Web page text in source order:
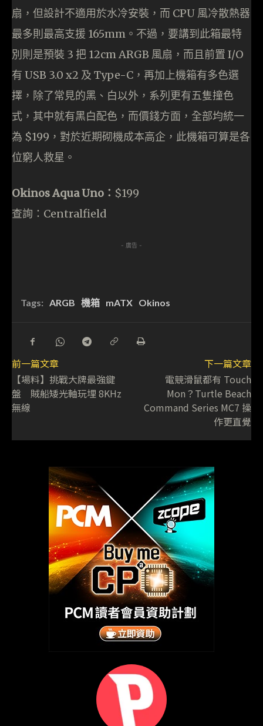
扇，但設計不適用於水冷安裝，而 CPU 風冷散熱器
最多則最高支援 165mm。不過，要講到此箱最特
別則是預裝 3 把 12cm ARGB 風扇，而且前置 I/O
有 USB 3.0 x2 及 Type-C，再加上機箱有多色選
擇，除了常見的黑、白以外，系列更有五隻撞色
式，其中就有黑白配色，而價錢方面，全部均統一
為 $199，對於近期砌機成本高企，此機箱可算是各
位窮人救星。
Okinos Aqua Uno： $199
查詢：Centralfield
- 廣告 -
Tags: ARGB 機箱 mATX Okinos
前一篇文章
【場料】挑戰大牌最強鍵
盤 賊船矮光軸玩埋 8KHz
無線
下一篇文章
電競滑鼠都有 Touch
Mon？Turtle Beach
Command Series MC7 操
作更直覺